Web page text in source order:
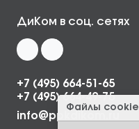
Файлы cookie
ДиКом в соц. сетях
+7 (495) 664-51-65
+7 (495) 664-49-75
info@ppkdikom.ru